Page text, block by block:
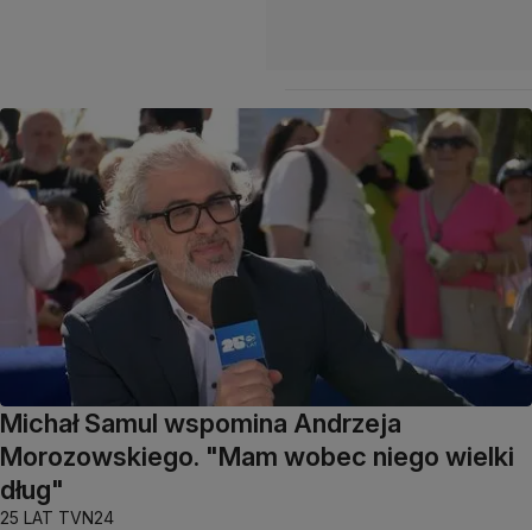
Michał Samul wspomina Andrzeja
Morozowskiego. "Mam wobec niego wielki
dług"
25 LAT TVN24